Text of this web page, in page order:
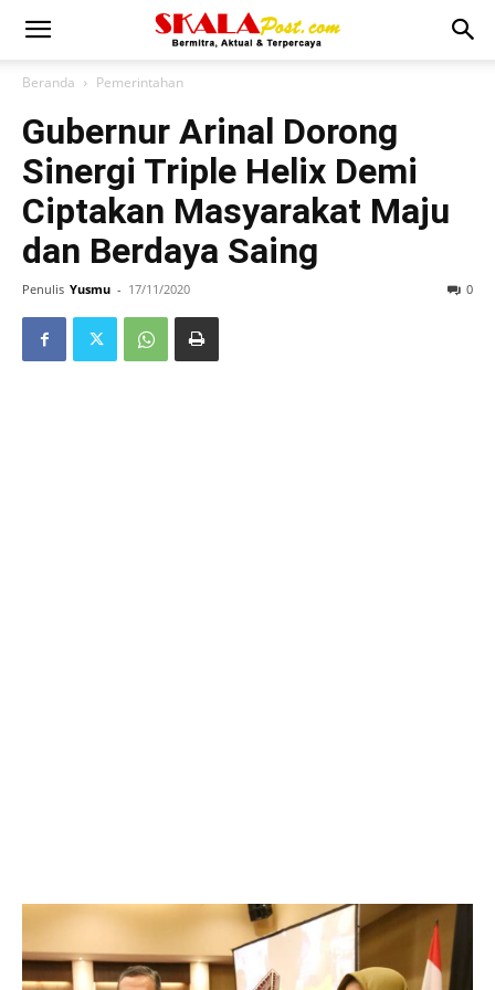
Beranda Pemerintahan
Gubernur Arinal Dorong
Sinergi Triple Helix Demi
Ciptakan Masyarakat Maju
dan Berdaya Saing
Penulis Yusmu - 17/11/2020 0